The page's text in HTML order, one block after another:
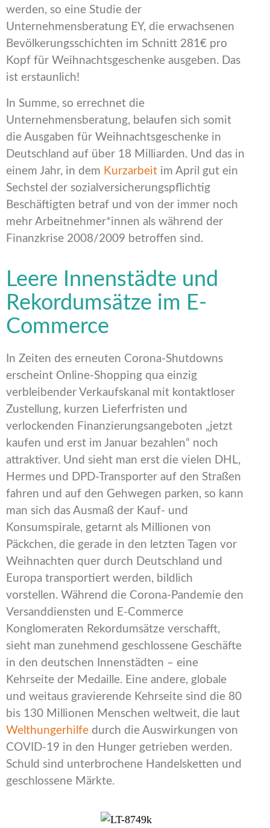
werden, so eine Studie der
Unternehmensberatung EY, die erwachsenen
Bevölkerungsschichten im Schnitt 281€ pro
Kopf für Weihnachtsgeschenke ausgeben. Das
ist erstaunlich!
In Summe, so errechnet die
Unternehmensberatung, belaufen sich somit
die Ausgaben für Weihnachtsgeschenke in
Deutschland auf über 18 Milliarden. Und das in
einem Jahr, in dem Kurzarbeit im April gut ein
Sechstel der sozialversicherungspflichtig
Beschäftigten betraf und von der immer noch
mehr Arbeitnehmer*innen als während der
Finanzkrise 2008/2009 betroffen sind.
Leere Innenstädte und
Rekordumsätze im E-
Commerce
In Zeiten des erneuten Corona-Shutdowns
erscheint Online-Shopping qua einzig
verbleibender Verkaufskanal mit kontaktloser
Zustellung, kurzen Lieferfristen und
verlockenden Finanzierungsangeboten „jetzt
kaufen und erst im Januar bezahlen“ noch
attraktiver. Und sieht man erst die vielen DHL,
Hermes und DPD-Transporter auf den Straßen
fahren und auf den Gehwegen parken, so kann
man sich das Ausmaß der Kauf- und
Konsumspirale, getarnt als Millionen von
Päckchen, die gerade in den letzten Tagen vor
Weihnachten quer durch Deutschland und
Europa transportiert werden, bildlich
vorstellen. Während die Corona-Pandemie den
Versanddiensten und E-Commerce
Konglomeraten Rekordumsätze verschafft,
sieht man zunehmend geschlossene Geschäfte
in den deutschen Innenstädten – eine
Kehrseite der Medaille. Eine andere, globale
und weitaus gravierende Kehrseite sind die 80
bis 130 Millionen Menschen weltweit, die laut
Welthungerhilfe durch die Auswirkungen von
COVID-19 in den Hunger getrieben werden.
Schuld sind unterbrochene Handelsketten und
geschlossene Märkte.